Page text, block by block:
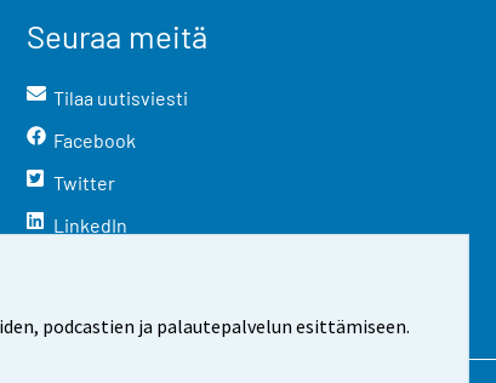
podcastien ja palautepalvelun esittämiseen.
Seuraa meitä
Tilaa uutisviesti
Facebook
Twitter
LinkedIn